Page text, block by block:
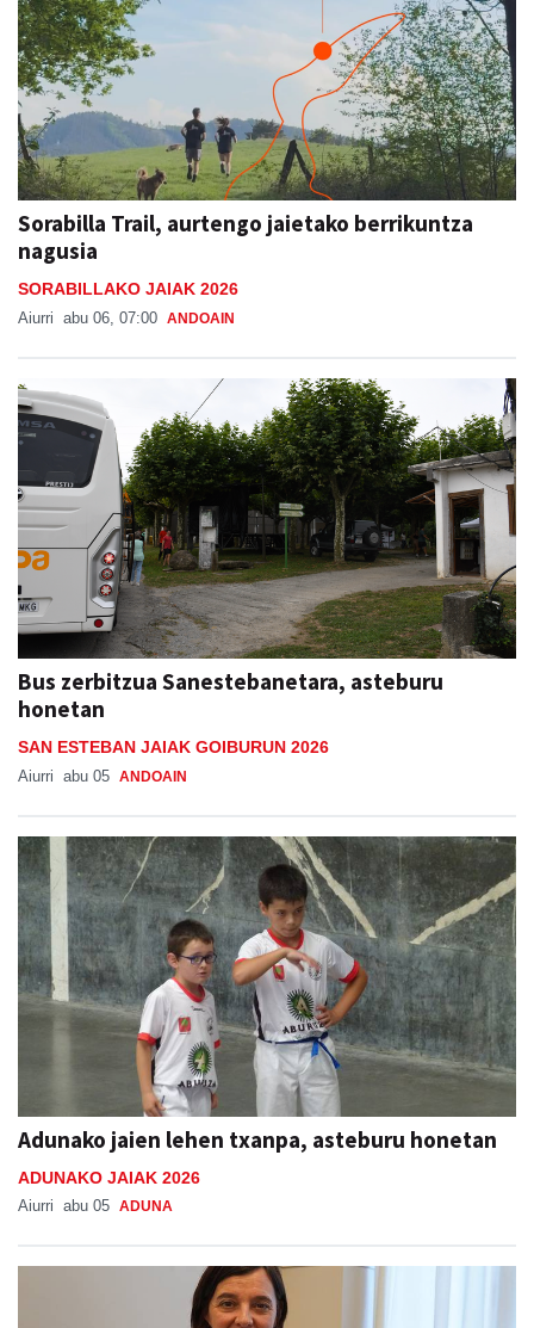
Sorabilla Trail, aurtengo jaietako berrikuntza
nagusia
SORABILLAKO JAIAK 2026
Aiurri abu 06, 07:00 ANDOAIN
Bus zerbitzua Sanestebanetara, asteburu
honetan
SAN ESTEBAN JAIAK GOIBURUN 2026
Aiurri abu 05 ANDOAIN
Adunako jaien lehen txanpa, asteburu honetan
ADUNAKO JAIAK 2026
Aiurri abu 05 ADUNA